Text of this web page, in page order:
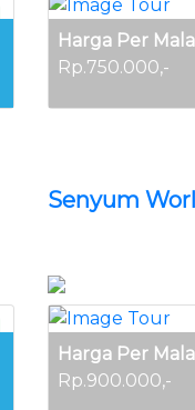
Harga Per
Rp.750.000,-
Senyum
Harga Per
Rp.900.000,-